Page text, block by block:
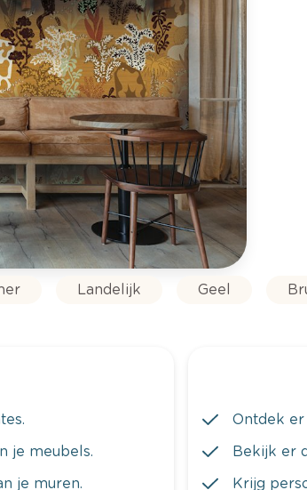
Landelijk Geel
je meubels.
je muren.
Ontdek
Bekijk er
Krijg